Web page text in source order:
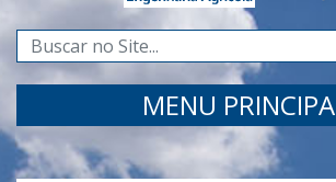
Pesquisar...
MENU